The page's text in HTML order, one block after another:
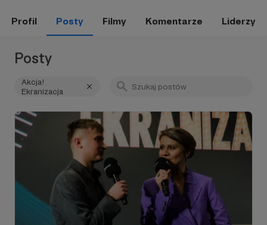
Profil Posty Filmy Komentarze Liderzy
Posty
Akcja!
Ekranizacja